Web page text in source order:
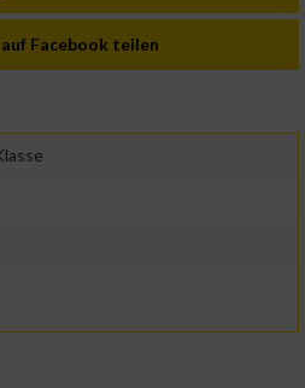
Facebook teilen